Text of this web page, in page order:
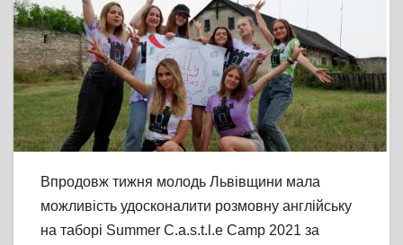
Впродовж тижня молодь Львівщини мала
можливість удосконалити розмовну англійську
на таборі Summer C.a.s.t.l.e Camp 2021 за